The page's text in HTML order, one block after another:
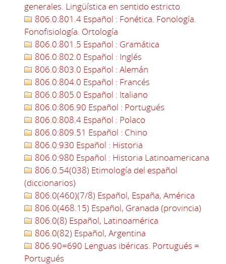
generales. Lingüística en sentido estricto
806.0:801.4 Español : Fonética. Fonología.
Fonofisiología. Ortología
806.0:801.5 Español : Gramática
806.0:802.0 Español : Inglés
806.0:803.0 Español : Alemán
806.0:804.0 Español : Francés
806.0:805.0 Español : Italiano
806.0:806.90 Español : Portugués
806.0:808.4 Español : Polaco
806.0:809.51 Español : Chino
806.0:930 Español : Historia
806.0:980 Español : Historia Latinoamericana
806.0.54(038) Etimología del español
(diccionarios)
806.0(460)(7/8) Español, España, América
806.0(468.15) Español, Granada (provincia)
806.0(8) Español, Latinoamérica
806.0(82) Español, Argentina
806.90=690 Lenguas ibéricas. Portugués =
Portugués